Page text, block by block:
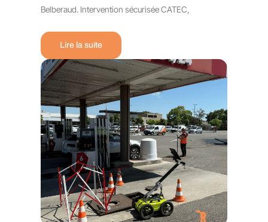
Belberaud. Intervention sécurisée CATEC,
Lire la suite